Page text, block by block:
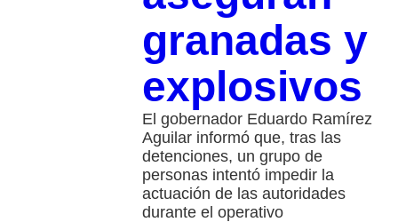
granadas y
explosivos
El gobernador Eduardo Ramírez
Aguilar informó que, tras las
detenciones, un grupo de
personas intentó impedir la
actuación de las autoridades
durante el operativo